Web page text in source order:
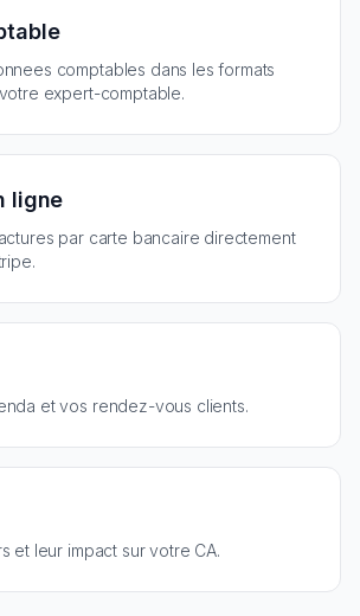
comptables dans les formats
expert-comptable.
ligne
par carte bancaire directement
et vos rendez-vous clients.
et leur impact sur votre CA.